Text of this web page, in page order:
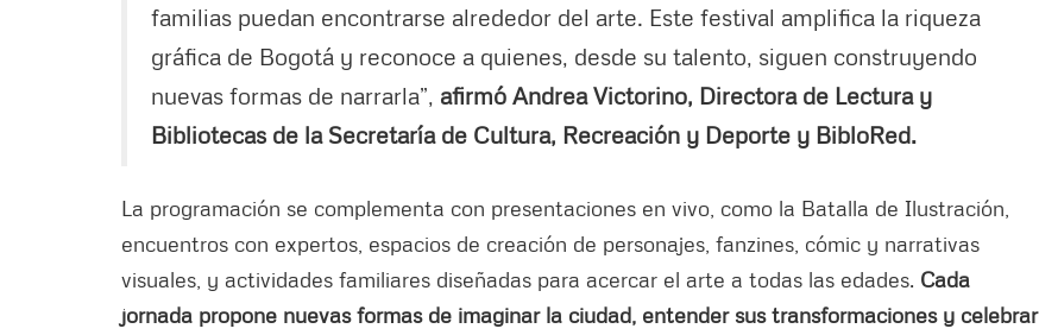
familias puedan encontrarse alrededor del arte. Este festival amplifica la riqueza
gráfica de Bogotá y reconoce a quienes, desde su talento, siguen construyendo
nuevas formas de narrarla”, afirmó Andrea Victorino, Directora de Lectura y
Bibliotecas de la Secretaría de Cultura, Recreación y Deporte y BibloRed.
La programación se complementa con presentaciones en vivo, como la Batalla de Ilustración,
encuentros con expertos, espacios de creación de personajes, fanzines, cómic y narrativas
visuales, y actividades familiares diseñadas para acercar el arte a todas las edades. Cada
jornada propone nuevas formas de imaginar la ciudad, entender sus transformaciones y celebrar